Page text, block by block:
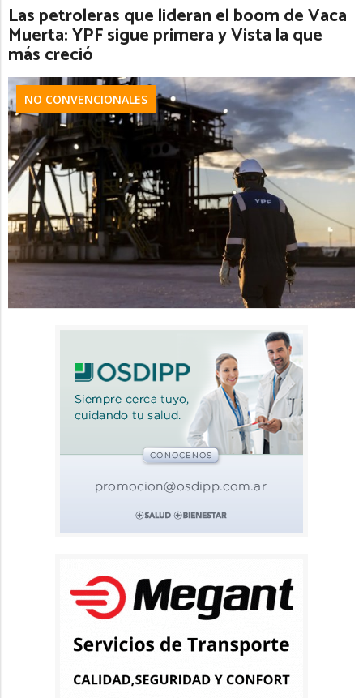
Las petroleras que lideran el boom de Vaca
Muerta: YPF sigue primera y Vista la que
más creció
NO CONVENCIONALES